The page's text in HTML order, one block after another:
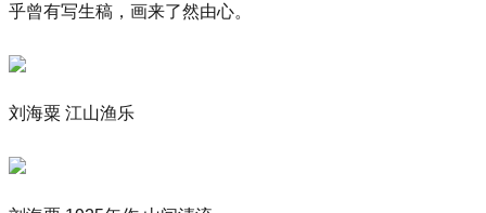
乎曾有写生稿，画来了然由心。
刘海粟 江山渔乐